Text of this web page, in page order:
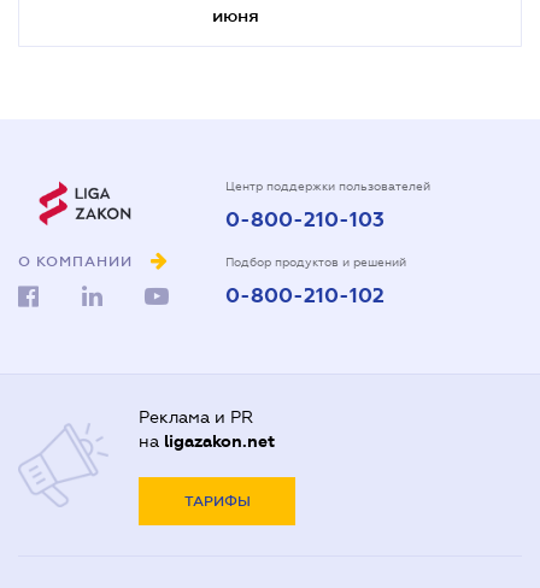
июня
О КОМПАНИИ
Центр поддержки пользователей
0-800-210-103
Подбор продуктов и решений
0-800-210-102
Реклама и PR
на ligazakon.net
ТАРИФЫ